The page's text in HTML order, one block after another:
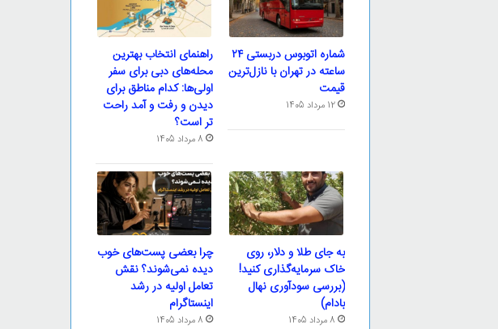
شماره اتوبوس دربستی ۲۴
ساعته در تهران با نازل‌ترین
قیمت
12 مرداد 1405
راهنمای انتخاب بهترین
محله‌های دبی برای سفر
اولی‌ها: کدام مناطق برای
دیدن و رفت و آمد راحت
تر است؟
8 مرداد 1405
به جای طلا و دلار، روی
خاک سرمایه‌گذاری کنید!
(بررسی سودآوری نهال
بادام)
8 مرداد 1405
چرا بعضی پست‌های خوب
دیده نمی‌شوند؟ نقش
تعامل اولیه در رشد
اینستاگرام
8 مرداد 1405